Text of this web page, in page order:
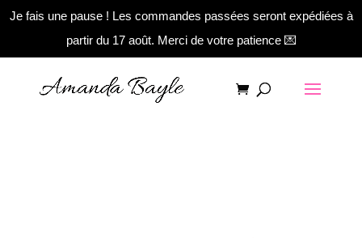
Je fais une pause ! Les commandes passées seront expédiées à
partir du 17 août. Merci de votre patience 💌